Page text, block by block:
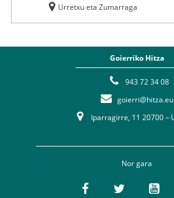
Urretxu eta Zumarraga
Goierriko Hitza
943 72 34 08
Iparragirre, 11 20700 –
Nor gara